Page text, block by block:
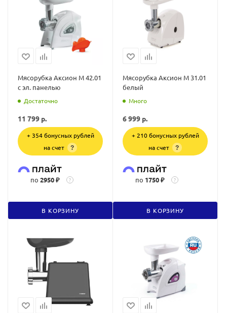
Мясорубка Аксион М 42.01
с эл. панелью
Достаточно
11 799 р.
+ 354 бонусных рублей
на счет
?
по 2950 ₽ ?
В КОРЗИНУ
Мясорубка Аксион М 31.01
белый
Много
6 999 р.
+ 210 бонусных рублей
на счет
?
по 1750 ₽ ?
В КОРЗИНУ